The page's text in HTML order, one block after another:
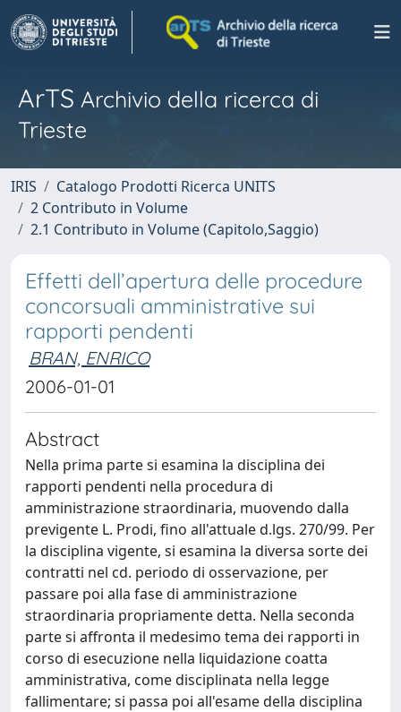
ArTS Archivio della ricerca di
Trieste
IRIS
Catalogo Prodotti Ricerca UNITS
2 Contributo in Volume
2.1 Contributo in Volume (Capitolo,Saggio)
Effetti dell’apertura delle procedure
concorsuali amministrative sui
rapporti pendenti
BRAN, ENRICO
2006-01-01
Abstract
Nella prima parte si esamina la disciplina dei
rapporti pendenti nella procedura di
amministrazione straordinaria, muovendo dalla
previgente L. Prodi, fino all'attuale d.lgs. 270/99. Per
la disciplina vigente, si esamina la diversa sorte dei
contratti nel cd. periodo di osservazione, per
passare poi alla fase di amministrazione
straordinaria propriamente detta. Nella seconda
parte si affronta il medesimo tema dei rapporti in
corso di esecuzione nella liquidazione coatta
amministrativa, come disciplinata nella legge
fallimentare; si passa poi all'esame della disciplina